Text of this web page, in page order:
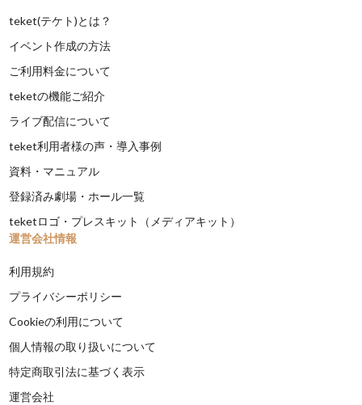
teket(テケト)とは？
イベント作成の方法
ご利用料金について
teketの機能ご紹介
ライブ配信について
teket利用者様の声・導入事例
資料・マニュアル
登録済み劇場・ホール一覧
teketロゴ・プレスキット（メディアキット）
運営会社情報
利用規約
プライバシーポリシー
Cookieの利用について
個人情報の取り扱いについて
特定商取引法に基づく表示
運営会社